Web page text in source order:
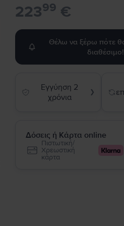
22399 €
Θέλω να ξέρω πότε
διαθέσιμο!
Εγγύηση 2
χρόνια
❯
Δόσεις ή Κάρτα online
Πιστωτική/
Χρεωστική
κάρτα